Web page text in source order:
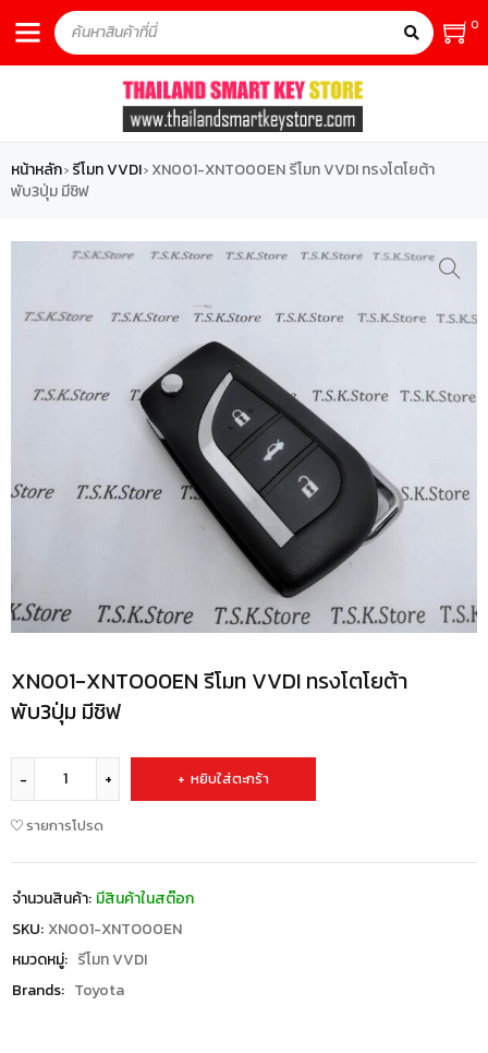
0
หน้าหลัก› รีโมท VVDI› XN001-XNTO00EN รีโมท VVDI ทรงโตโยต้า
พับ3ปุ่ม มีชิฟ
XN001-XNTO00EN รีโมท VVDI ทรงโตโยต้า
พับ3ปุ่ม มีชิฟ
หยิบใส่ตะกร้า
รายการโปรด
จำนวนสินค้า: มีสินค้าในสต๊อก
SKU: XN001-XNTO00EN
หมวดหมู่: รีโมท VVDI
Brands: Toyota